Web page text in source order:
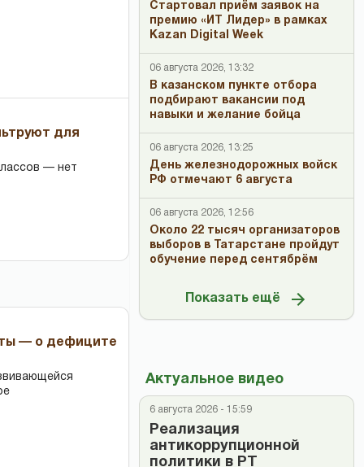
для
— нет
— о дефиците
Стартовал приём заявок на
премию «ИТ Лидер» в рамках
Kazan Digital Week
06 августа 2026, 13:32
В казанском пункте отбора
подбирают вакансии под
навыки и желание бойца
06 августа 2026, 13:25
День железнодорожных войск
РФ отмечают 6 августа
06 августа 2026, 12:56
Около 22 тысяч организаторов
выборов в Татарстане пройдут
обучение перед сентябрём
Показать ещё
Актуальное видео
6 августа 2026 - 15:59
Реализация
антикоррупционной
политики в РТ